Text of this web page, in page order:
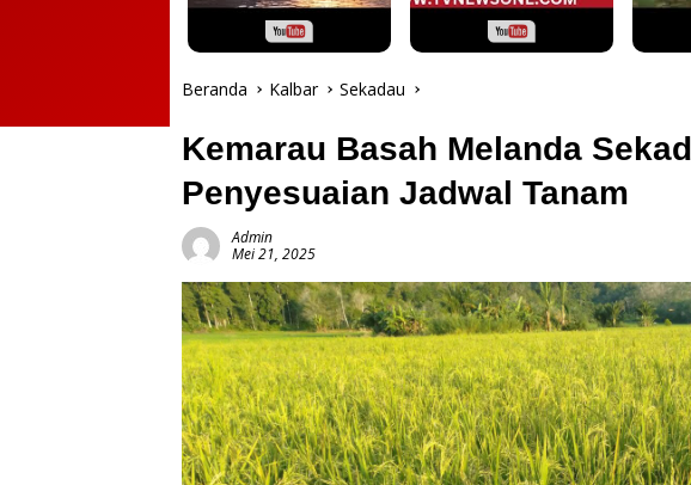
Beranda Kalbar Sekadau
Kemarau Basah Melanda
Penyesuaian Jadwal Tanam
Admin
Mei 21, 2025